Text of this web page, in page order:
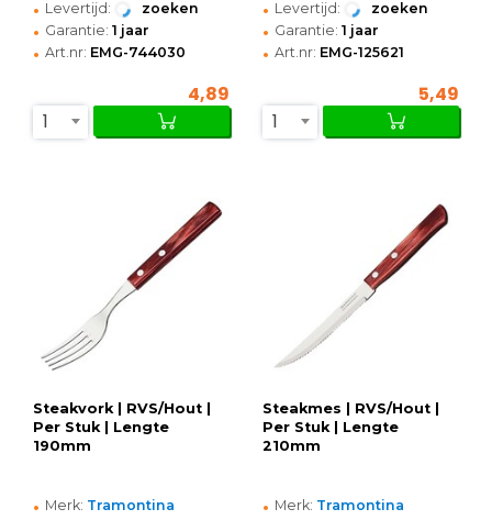
• Levertijd: zoeken
• Garantie: 1 jaar
• Art.nr: EMG-744030
4,89
1
• Levertijd: zoeken
• Garantie: 1 jaar
• Art.nr: EMG-125621
5,49
1
Steakvork | RVS/Hout |
Per Stuk | Lengte
190mm
• Merk: Tramontina
Steakmes | RVS/Hout |
Per Stuk | Lengte
210mm
• Merk: Tramontina